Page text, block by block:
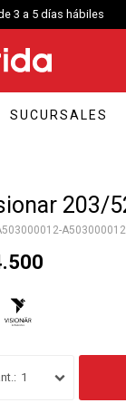
3 a 5 días hábiles
SUCURSALES
203/
A503000012
1